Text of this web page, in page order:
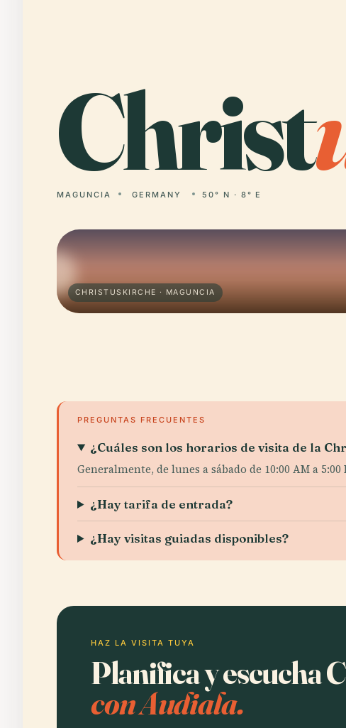
Christ
MAGUNCIA GERMANY 50° N · 8° E
CHRISTUSKIRCHE · MAGUNCIA
PREGUNTAS FRECUENTES
¿Cuáles son los horarios de visita de la
Generalmente, de lunes a sábado de 10:00 AM a
¿Hay tarifa de entrada?
¿Hay visitas guiadas disponibles?
HAZ LA VISITA TUYA
Planifica y escucha
con Audiala.